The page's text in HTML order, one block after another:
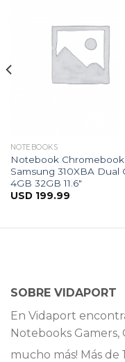
NOTEBOOKS
Notebook Chromebook
Samsung 310XBA Dual
4GB 32GB 11.6″
USD 199.99
SOBRE VIDAPORT
En Vidaport
Notebooks Gamers,
mucho más! Más